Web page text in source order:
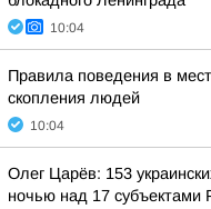
10:04
Правила поведения в
скопления людей
10:04
Олег Царёв: 153
ночью над 17 субъектами